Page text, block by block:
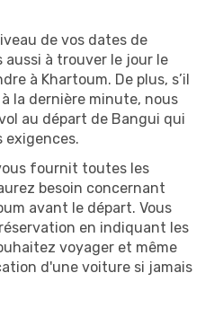
de vos dates de
aussi à trouver le jour le
à Khartoum. De plus, s’il
la dernière minute, nous
au départ de Bangui qui
exigences.
fournit toutes les
besoin concernant
avant le départ. Vous
en indiquant les
voyager et même
d'une voiture si jamais